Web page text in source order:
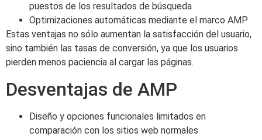
puestos de los resultados de búsqueda
Optimizaciones automáticas mediante el marco AMP
Estas ventajas no sólo aumentan la satisfacción del usuario,
sino también las tasas de conversión, ya que los usuarios
pierden menos paciencia al cargar las páginas.
Desventajas de AMP
Diseño y opciones funcionales limitados en
comparación con los sitios web normales